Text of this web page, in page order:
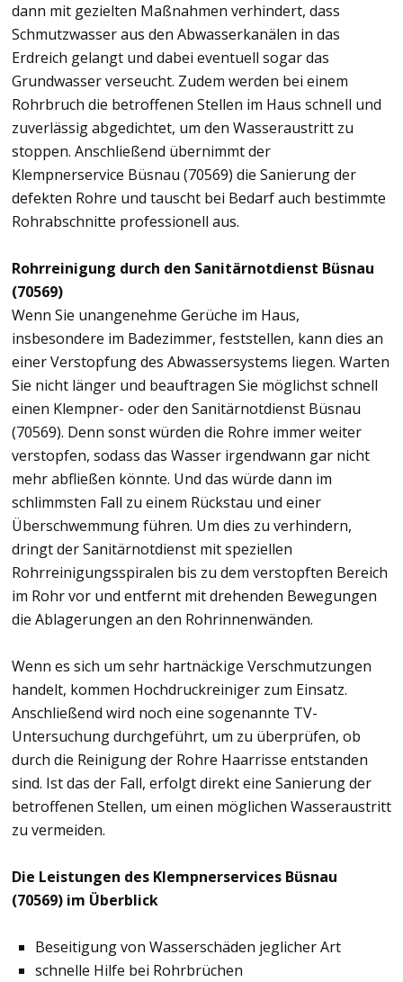
dann mit gezielten Maßnahmen verhindert, dass
Schmutzwasser aus den Abwasserkanälen in das
Erdreich gelangt und dabei eventuell sogar das
Grundwasser verseucht. Zudem werden bei einem
Rohrbruch die betroffenen Stellen im Haus schnell und
zuverlässig abgedichtet, um den Wasseraustritt zu
stoppen. Anschließend übernimmt der
Klempnerservice Büsnau (70569) die Sanierung der
defekten Rohre und tauscht bei Bedarf auch bestimmte
Rohrabschnitte professionell aus.
Rohrreinigung durch den Sanitärnotdienst Büsnau
(70569)
Wenn Sie unangenehme Gerüche im Haus,
insbesondere im Badezimmer, feststellen, kann dies an
einer Verstopfung des Abwassersystems liegen. Warten
Sie nicht länger und beauftragen Sie möglichst schnell
einen Klempner- oder den Sanitärnotdienst Büsnau
(70569). Denn sonst würden die Rohre immer weiter
verstopfen, sodass das Wasser irgendwann gar nicht
mehr abfließen könnte. Und das würde dann im
schlimmsten Fall zu einem Rückstau und einer
Überschwemmung führen. Um dies zu verhindern,
dringt der Sanitärnotdienst mit speziellen
Rohrreinigungsspiralen bis zu dem verstopften Bereich
im Rohr vor und entfernt mit drehenden Bewegungen
die Ablagerungen an den Rohrinnenwänden.
Wenn es sich um sehr hartnäckige Verschmutzungen
handelt, kommen Hochdruckreiniger zum Einsatz.
Anschließend wird noch eine sogenannte TV-
Untersuchung durchgeführt, um zu überprüfen, ob
durch die Reinigung der Rohre Haarrisse entstanden
sind. Ist das der Fall, erfolgt direkt eine Sanierung der
betroffenen Stellen, um einen möglichen Wasseraustritt
zu vermeiden.
Die Leistungen des Klempnerservices Büsnau
(70569) im Überblick
Beseitigung von Wasserschäden jeglicher Art
schnelle Hilfe bei Rohrbrüchen